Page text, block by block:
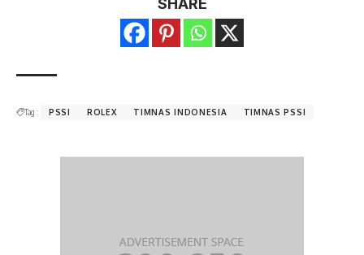
SHARE
Tag : PSSI ROLEX TIMNAS INDONESIA TIMNAS PSSI